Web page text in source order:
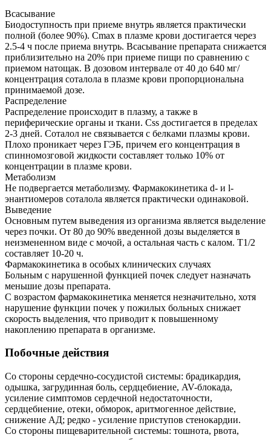
Всасывание
Биодоступность при приеме внутрь является практически
полной (более 90%). Cmax в плазме крови достигается через
2.5-4 ч после приема внутрь. Всасывание препарата снижается
приблизительно на 20% при приеме пищи по сравнению с
приемом натощак. В дозовом интервале от 40 до 640 мг/
концентрация соталола в плазме крови пропорциональна
принимаемой дозе.
Распределение
Распределение происходит в плазму, а также в
периферические органы и ткани. Css достигается в пределах
2-3 дней. Соталол не связывается с белками плазмы крови.
Плохо проникает через ГЭБ, причем его концентрация в
спинномозговой жидкости составляет только 10% от
концентрации в плазме крови.
Метаболизм
Не подвергается метаболизму. Фармакокинетика d- и l-
энантиомеров соталола является практически одинаковой.
Выведение
Основным путем выведения из организма является выделение
через почки. От 80 до 90% введенной дозы выделяется в
неизмененном виде с мочой, а остальная часть с калом. T1/2
составляет 10-20 ч.
Фармакокинетика в особых клинических случаях
Больным с нарушенной функцией почек следует назначать
меньшие дозы препарата.
С возрастом фармакокинетика меняется незначительно, хотя
нарушение функции почек у пожилых больных снижает
скорость выделения, что приводит к повышенному
накоплению препарата в организме.
Побочные действия
Со стороны сердечно-сосудистой системы: брадикардия,
одышка, загрудинная боль, сердцебиение, AV-блокада,
усиление симптомов сердечной недостаточности,
сердцебиение, отеки, обморок, аритмогенное действие,
снижение АД; редко - усиление приступов стенокардии.
Со стороны пищеварительной системы: тошнота, рвота,